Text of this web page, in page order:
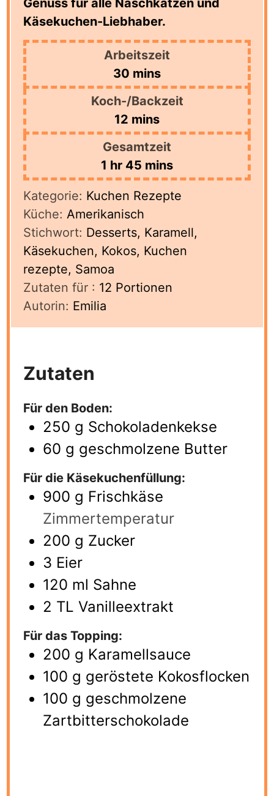
Genuss für alle Naschkatzen und
Käsekuchen-Liebhaber.
Arbeitszeit
30 minutes
mins
Koch-/Backzeit
12 minutes
mins
Gesamtzeit
1 hour
hr 45 minutes
mins
Kategorie: Kuchen Rezepte
Küche:Amerikanisch
Stichwort: Desserts, Karamell,
Käsekuchen, Kokos, Kuchen
rezepte, Samoa
Zutaten für : 12 Portionen
Autorin: Emilia
Zutaten
Für den Boden:
250 g Schokoladenkekse
60 g geschmolzene Butter
Für die Käsekuchenfüllung:
900 g Frischkäse
Zimmertemperatur
200 g Zucker
3 Eier
120 ml Sahne
2 TL Vanilleextrakt
Für das Topping:
200 g Karamellsauce
100 g geröstete Kokosflocken
100 g geschmolzene
Zartbitterschokolade